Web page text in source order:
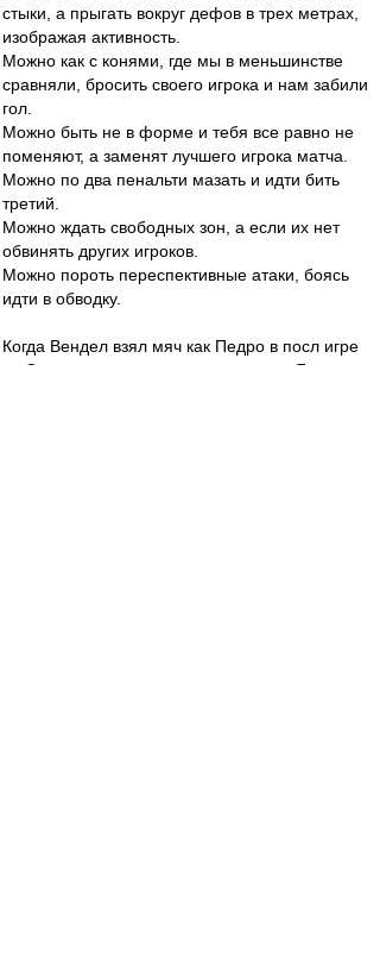
стыки, а прыгать вокруг дефов в трех метрах,
изображая активность.
Можно как с конями, где мы в меньшинстве
сравняли, бросить своего игрока и нам забили
гол.
Можно быть не в форме и тебя все равно не
поменяют, а заменят лучшего игрока матча.
Можно по два пенальти мазать и идти бить
третий.
Можно ждать свободных зон, а если их нет
обвинять других игроков.
Можно пороть переспективные атаки, боясь
идти в обводку.
Когда Вендел взял мяч как Педро в посл игре
со Спартаком, протащил и положил. Я и не